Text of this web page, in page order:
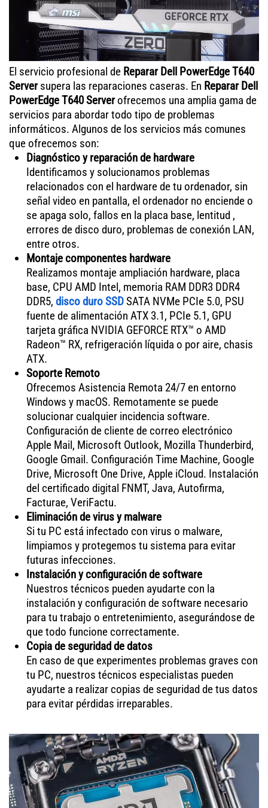
El servicio profesional de Reparar Dell PowerEdge T640
Serversupera las reparaciones caseras. En Reparar Dell
PowerEdge T640 Serverofrecemos una amplia gama de
servicios para abordar todo tipo de problemas
informáticos. Algunos de los servicios más comunes
que ofrecemos son:
Diagnóstico y reparación de hardware
Identificamos y solucionamos problemas
relacionados con el hardware de tu ordenador, sin
señal video en pantalla, el ordenador no enciende o
se apaga solo, fallos en la placa base, lentitud ,
errores de disco duro, problemas de conexión LAN,
entre otros.
Montaje componentes hardware
Realizamos montaje ampliación hardware, placa
base, CPU AMD Intel, memoria RAM DDR3 DDR4
DDR5, disco duro SSDSATA NVMe PCIe 5.0, PSU
fuente de alimentación ATX 3.1, PCIe 5.1, GPU
tarjeta gráfica NVIDIA GEFORCE RTX™ o AMD
Radeon™ RX, refrigeración líquida o por aire, chasis
ATX.
Soporte Remoto
Ofrecemos Asistencia Remota 24/7 en entorno
Windows y macOS. Remotamente se puede
solucionar cualquier incidencia software.
Configuración de cliente de correo electrónico
Apple Mail, Microsoft Outlook, Mozilla Thunderbird,
Google Gmail. Configuración Time Machine, Google
Drive, Microsoft One Drive, Apple iCloud. Instalación
del certificado digital FNMT, Java, Autofirma,
Facturae, VeriFactu.
Eliminación de virus y malware
Si tu PC está infectado con virus o malware,
limpiamos y protegemos tu sistema para evitar
futuras infecciones.
Instalación y configuración de software
Nuestros técnicos pueden ayudarte con la
instalación y configuración de software necesario
para tu trabajo o entretenimiento, asegurándose de
que todo funcione correctamente.
Copia de seguridad de datos
En caso de que experimentes problemas graves con
tu PC, nuestros técnicos especialistas pueden
ayudarte a realizar copias de seguridad de tus datos
para evitar pérdidas irreparables.